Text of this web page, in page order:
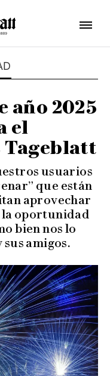
año 2025
el
usuarios
que están
aprovechar
la oportunidad
bien nos lo
amigos.